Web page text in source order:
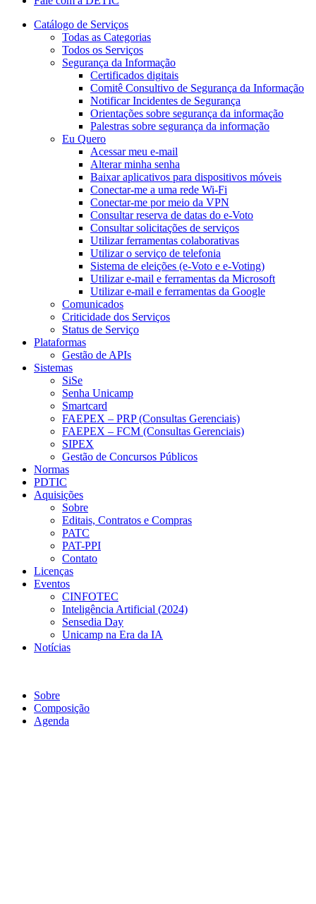
Catálogo de Serviços
Todas as Categorias
Todos os Serviços
Segurança da Informação
Certificados digitais
Comitê Consultivo de Segurança da Informação
Notificar Incidentes de Segurança
Orientações sobre segurança da informação
Palestras sobre segurança da informação
Eu Quero
Acessar meu e-mail
Alterar minha senha
Baixar aplicativos para dispositivos móveis
Conectar-me a uma rede Wi-Fi
Conectar-me por meio da VPN
Consultar reserva de datas do e-Voto
Consultar solicitações de serviços
Utilizar ferramentas colaborativas
Utilizar o serviço de telefonia
Sistema de eleições (e-Voto e e-Voting)
Utilizar e-mail e ferramentas da Microsoft
Utilizar e-mail e ferramentas da Google
Comunicados
Criticidade dos Serviços
Status de Serviço
Plataformas
Gestão de APIs
Sistemas
SiSe
Senha Unicamp
Smartcard
FAEPEX – PRP (Consultas Gerenciais)
FAEPEX – FCM (Consultas Gerenciais)
SIPEX
Gestão de Concursos Públicos
Normas
PDTIC
Aquisições
Sobre
Editais, Contratos e Compras
PATC
PAT-PPI
Contato
Licenças
Eventos
CINFOTEC
Inteligência Artificial (2024)
Sensedia Day
Unicamp na Era da IA
Notícias
Sobre
Composição
Agenda